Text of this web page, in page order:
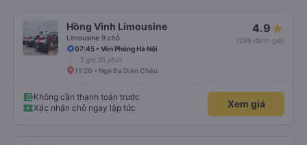
Hồng Vinh Limousine
Limousine 9 chỗ
4.9
(289 đánh giá)
07:45 • Văn Phòng Hà Nội
3 giờ 35 phút
11:20 • Ngã Ba Diễn Châu
Không cần thanh toán trước
Xác nhận chỗ ngay lập tức
Xem giá